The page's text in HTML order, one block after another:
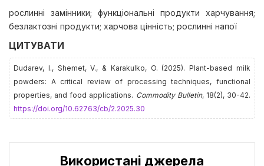
рослинні замінники; функціональні продукти харчування;
безлактозні продукти; харчова цінність; рослинні напої
ЦИТУВАТИ
Dudarev, І., Shemet, V., & Karakulko, O. (2025). Plant-based milk
powders: A critical review of processing techniques, functional
properties, and food applications. Commodity Bulletin, 18(2), 30-42.
https://doi.org/10.62763/cb/2.2025.30
Використані джерела